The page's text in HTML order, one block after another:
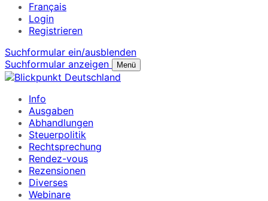
Français
Login
Registrieren
Suchformular ein/ausblenden
Suchformular anzeigen
Menü
Info
Ausgaben
Abhandlungen
Steuerpolitik
Rechtsprechung
Rendez-vous
Rezensionen
Diverses
Webinare